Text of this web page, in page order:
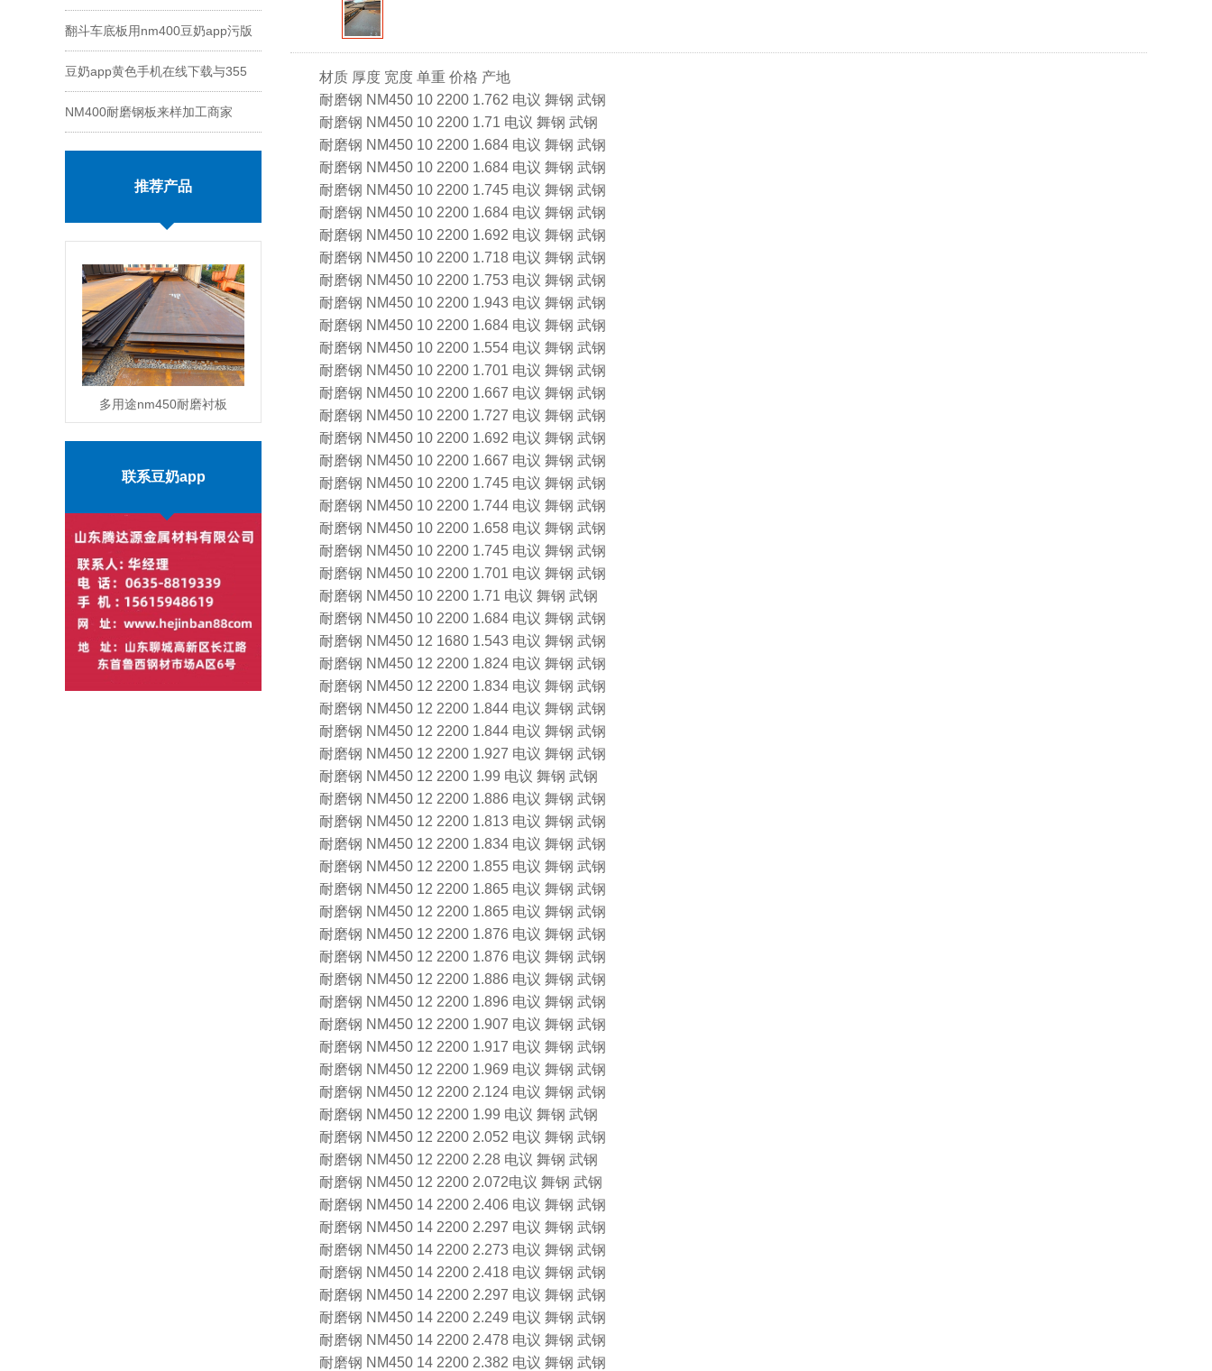
能
翻斗车底板用nm400豆奶app污版
切割
豆奶app黄色手机在线下载与355
钢板区别
NM400耐磨钢板来样加工商家
推荐产品
多用途nm450耐磨衬板
加工价格
MORE
联系豆奶app
材质 厚度 宽度 单重 价格 产地
耐磨钢 NM450 10 2200 1.762 电议 舞钢 武钢
耐磨钢 NM450 10 2200 1.71 电议 舞钢 武钢
耐磨钢 NM450 10 2200 1.684 电议 舞钢 武钢
耐磨钢 NM450 10 2200 1.684 电议 舞钢 武钢
耐磨钢 NM450 10 2200 1.745 电议 舞钢 武钢
耐磨钢 NM450 10 2200 1.684 电议 舞钢 武钢
耐磨钢 NM450 10 2200 1.692 电议 舞钢 武钢
耐磨钢 NM450 10 2200 1.718 电议 舞钢 武钢
耐磨钢 NM450 10 2200 1.753 电议 舞钢 武钢
耐磨钢 NM450 10 2200 1.943 电议 舞钢 武钢
耐磨钢 NM450 10 2200 1.684 电议 舞钢 武钢
耐磨钢 NM450 10 2200 1.554 电议 舞钢 武钢
耐磨钢 NM450 10 2200 1.701 电议 舞钢 武钢
耐磨钢 NM450 10 2200 1.667 电议 舞钢 武钢
耐磨钢 NM450 10 2200 1.727 电议 舞钢 武钢
耐磨钢 NM450 10 2200 1.692 电议 舞钢 武钢
耐磨钢 NM450 10 2200 1.667 电议 舞钢 武钢
耐磨钢 NM450 10 2200 1.745 电议 舞钢 武钢
耐磨钢 NM450 10 2200 1.744 电议 舞钢 武钢
耐磨钢 NM450 10 2200 1.658 电议 舞钢 武钢
耐磨钢 NM450 10 2200 1.745 电议 舞钢 武钢
耐磨钢 NM450 10 2200 1.701 电议 舞钢 武钢
耐磨钢 NM450 10 2200 1.71 电议 舞钢 武钢
耐磨钢 NM450 10 2200 1.684 电议 舞钢 武钢
耐磨钢 NM450 12 1680 1.543 电议 舞钢 武钢
耐磨钢 NM450 12 2200 1.824 电议 舞钢 武钢
耐磨钢 NM450 12 2200 1.834 电议 舞钢 武钢
耐磨钢 NM450 12 2200 1.844 电议 舞钢 武钢
耐磨钢 NM450 12 2200 1.844 电议 舞钢 武钢
耐磨钢 NM450 12 2200 1.927 电议 舞钢 武钢
耐磨钢 NM450 12 2200 1.99 电议 舞钢 武钢
耐磨钢 NM450 12 2200 1.886 电议 舞钢 武钢
耐磨钢 NM450 12 2200 1.813 电议 舞钢 武钢
耐磨钢 NM450 12 2200 1.834 电议 舞钢 武钢
耐磨钢 NM450 12 2200 1.855 电议 舞钢 武钢
耐磨钢 NM450 12 2200 1.865 电议 舞钢 武钢
耐磨钢 NM450 12 2200 1.865 电议 舞钢 武钢
耐磨钢 NM450 12 2200 1.876 电议 舞钢 武钢
耐磨钢 NM450 12 2200 1.876 电议 舞钢 武钢
耐磨钢 NM450 12 2200 1.886 电议 舞钢 武钢
耐磨钢 NM450 12 2200 1.896 电议 舞钢 武钢
耐磨钢 NM450 12 2200 1.907 电议 舞钢 武钢
耐磨钢 NM450 12 2200 1.917 电议 舞钢 武钢
耐磨钢 NM450 12 2200 1.969 电议 舞钢 武钢
耐磨钢 NM450 12 2200 2.124 电议 舞钢 武钢
耐磨钢 NM450 12 2200 1.99 电议 舞钢 武钢
耐磨钢 NM450 12 2200 2.052 电议 舞钢 武钢
耐磨钢 NM450 12 2200 2.28 电议 舞钢 武钢
耐磨钢 NM450 12 2200 2.072电议 舞钢 武钢
耐磨钢 NM450 14 2200 2.406 电议 舞钢 武钢
耐磨钢 NM450 14 2200 2.297 电议 舞钢 武钢
耐磨钢 NM450 14 2200 2.273 电议 舞钢 武钢
耐磨钢 NM450 14 2200 2.418 电议 舞钢 武钢
耐磨钢 NM450 14 2200 2.297 电议 舞钢 武钢
耐磨钢 NM450 14 2200 2.249 电议 舞钢 武钢
耐磨钢 NM450 14 2200 2.478 电议 舞钢 武钢
耐磨钢 NM450 14 2200 2.382 电议 舞钢 武钢